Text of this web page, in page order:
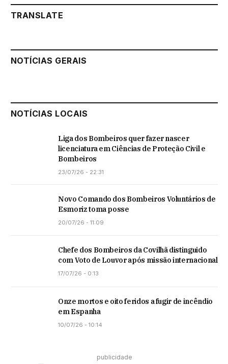
TRANSLATE
NOTÍCIAS GERAIS
NOTÍCIAS LOCAIS
Liga dos Bombeiros quer fazer nascer
licenciatura em Ciências de Proteção Civil e
Bombeiros
23/07/26 - 22:31
Novo Comando dos Bombeiros Voluntários de
Esmoriz toma posse
20/07/26 - 11:09
Chefe dos Bombeiros da Covilhã distinguido
com Voto de Louvor após missão internacional
17/07/26 - 0:13
Onze mortos e oito feridos a fugir de incêndio
em Espanha
10/07/26 - 10:14
publicidade